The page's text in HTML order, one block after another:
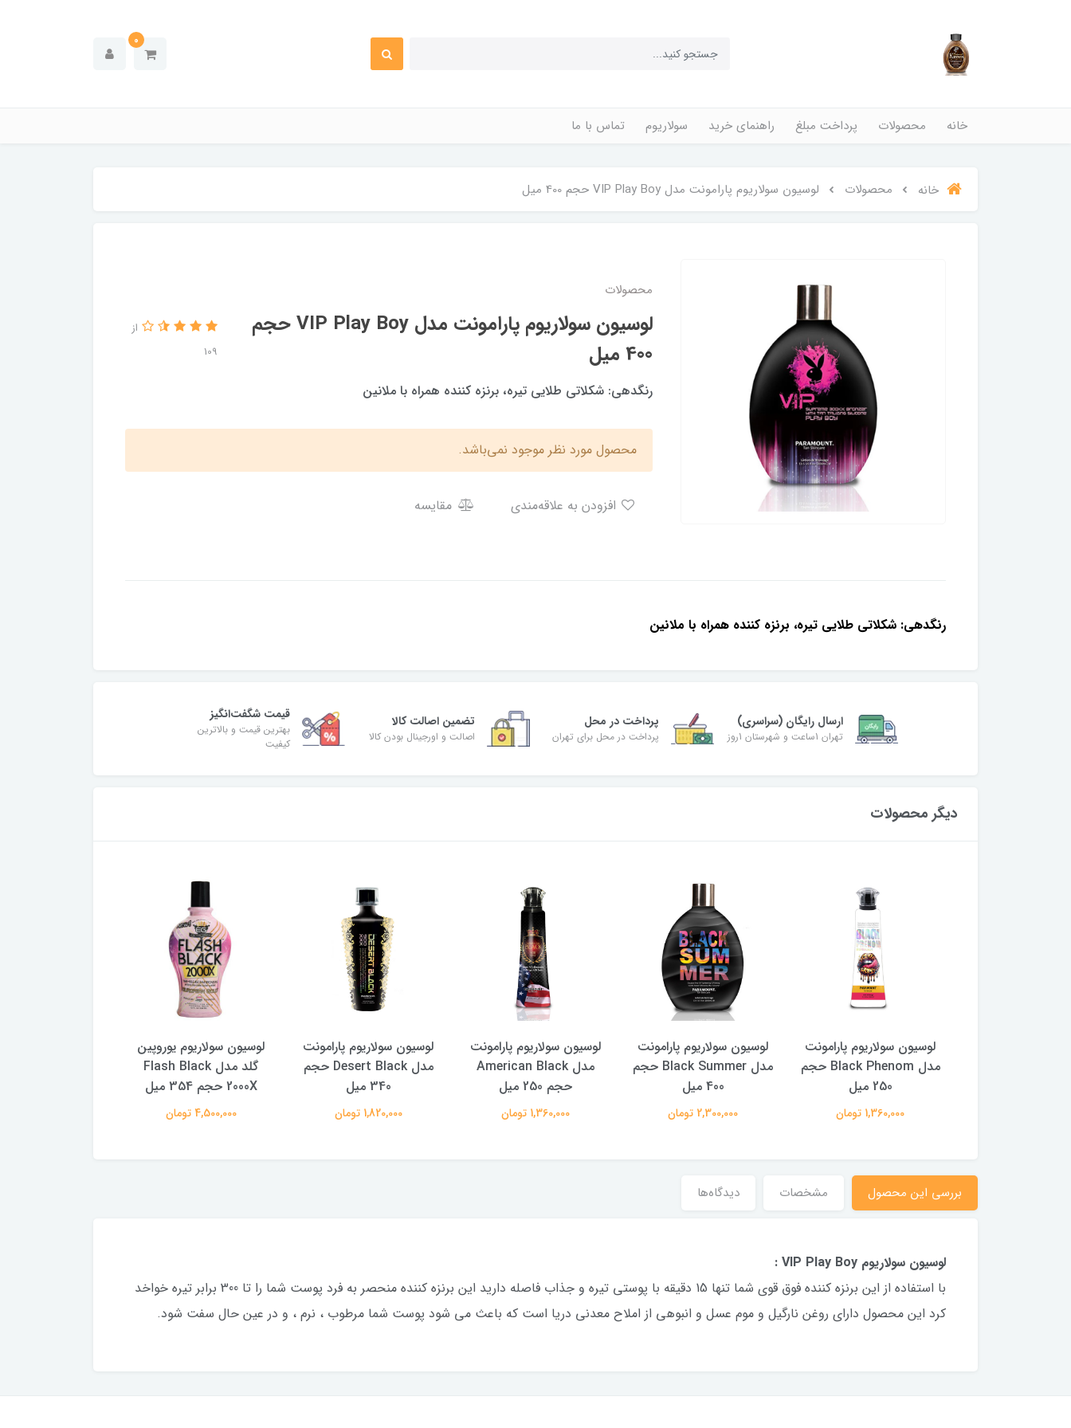
0
خانه محصولات پرداخت مبلغ راهنمای خرید سولاریوم تماس با ما
خانه محصولات لوسیون سولاریوم پارامونت مدل VIP Play Boy حجم 400 میل
محصولات
لوسیون سولاریوم پارامونت مدل VIP Play Boy حجم
400 میل
از
109
رنگدهی: شكلاتى طلايى تيره، برنزه كننده همراه با ملانين
محصول مورد نظر موجود نمی‌باشد.
مقایسه
رنگدهی: شكلاتى طلايى تيره، برنزه كننده همراه با ملانين
ارسال رایگان (سراسری)
تهران 1ساعت و شهرستان 1روز
پرداخت در محل
پرداخت در محل برای تهران
تضمین اصالت کالا
اصالت و اورجینال بودن کالا
قیمت شگفت‌انگیز
بهترین قیمت و بالاترین
کیفیت
دیگر محصولات
لوسیون سولاریوم پارامونت
مدل Black Phenom حجم
250 میل
1,360,000 تومان
لوسیون سولاریوم پارامونت
مدل Black Summer حجم
400 میل
2,300,000 تومان
لوسیون سولاریوم پارامونت
مدل American Black
حجم 250 میل
1,360,000 تومان
لوسیون سولاریوم پارامونت
مدل Desert Black حجم
340 میل
1,820,000 تومان
لوسیون سولاریوم یوروپین
گلد مدل Flash Black
2000X حجم 354 میل
4,500,000 تومان
بررسی این محصول مشخصات دیدگاه‌ها
لوسیون سولاریوم VIP Play Boy :
با استفاده از اين برنزه كننده فوق قوى شما تنها 15 دقيقه با پوستى تيره و جذاب فاصله داريد اين برنزه كننده منحصر به فرد پوست شما را تا 300 برابر تيره خواخد
كرد اين محصول داراى روغن نارگيل و موم عسل و انبوهى از املاح معدنى دريا است كه باعث مى شود پوست شما مرطوب ، نرم ، و در عين حال سفت شود.